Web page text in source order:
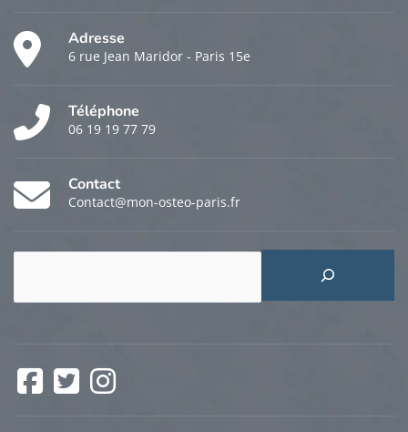
Adresse
6 rue Jean Maridor - Paris 15e
Téléphone
06 19 19 77 79
Contact
Contact@mon-osteo-paris.fr
Facebook